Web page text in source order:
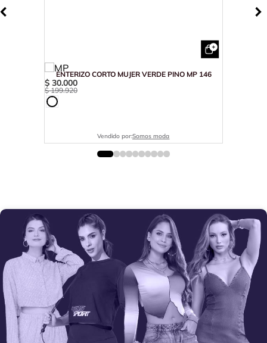
ENTERIZO CORTO MUJER VERDE PINO MP 146
$ 30.000
$ 199.920
Vendido por:Somos moda